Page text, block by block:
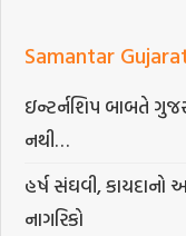
Samantar
ઇન્ટર્નશિપ બાબતે
નથી…
હર્ષ સંઘવી, કાયદાનો
નાગરિકો